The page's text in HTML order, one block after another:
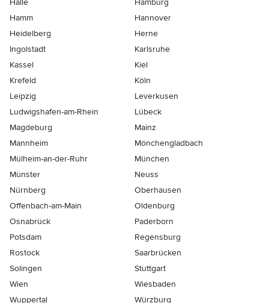
Halle
Hamburg
Hamm
Hannover
Heidelberg
Herne
Ingolstadt
Karlsruhe
Kassel
Kiel
Krefeld
Köln
Leipzig
Leverkusen
Ludwigshafen-am-Rhein
Lübeck
Magdeburg
Mainz
Mannheim
Mönchen­gladbach
Mülheim-an-der-Ruhr
München
Münster
Neuss
Nürnberg
Oberhausen
Offenbach-am-Main
Oldenburg
Osnabrück
Paderborn
Potsdam
Regensburg
Rostock
Saarbrücken
Solingen
Stuttgart
Wien
Wiesbaden
Wuppertal
Würzburg